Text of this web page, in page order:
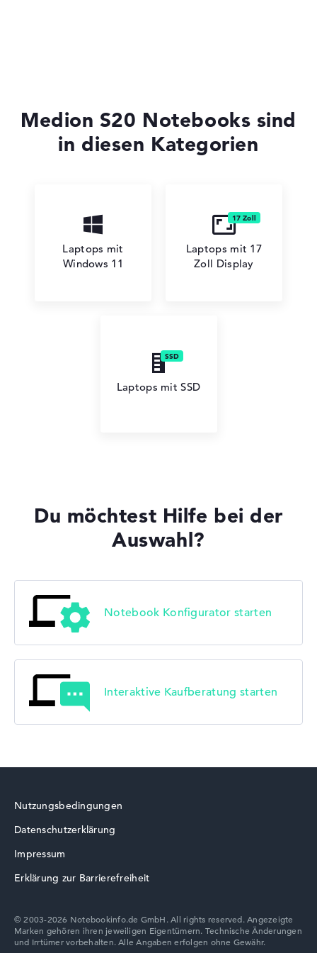
Medion S20 Notebooks sind
in diesen Kategorien
Laptops mit
Windows 11
Laptops mit 17
Zoll Display
Laptops mit SSD
Du möchtest Hilfe bei der
Auswahl?
Notebook Konfigurator starten
Interaktive Kaufberatung starten
Nutzungsbedingungen
Datenschutzerklärung
Impressum
Erklärung zur Barrierefreiheit
© 2003-2026 Notebookinfo.de GmbH. All rights reserved. Angezeigte
Marken gehören ihren jeweiligen Eigentümern. Technische Änderungen
und Irrtümer vorbehalten. Alle Angaben erfolgen ohne Gewähr.